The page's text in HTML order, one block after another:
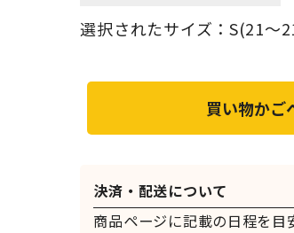
選択されたサイズ：S(21～
決済・配送について
商品ページに記載の日程を目
買い物かご